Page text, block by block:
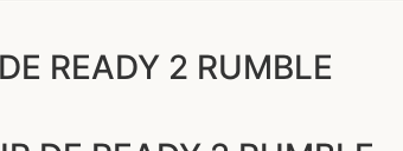
READY 2 RUMBLE